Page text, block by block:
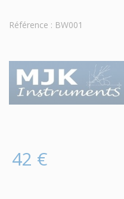
Référence : BW001
42 €